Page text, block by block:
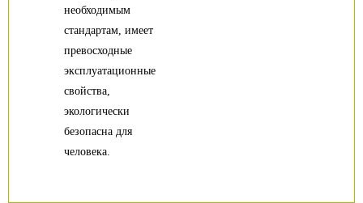
необходимым
стандартам, имеет
превосходные
эксплуатационные
свойства,
экологически
безопасна для
человека.